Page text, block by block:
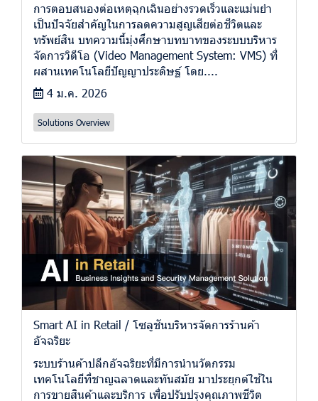
การตอบสนองต่อเหตุฉุกเฉินอย่างรวดเร็วและแม่นยำ
เป็นปัจจัยสำคัญในการลดความสูญเสียต่อชีวิตและ
ทรัพย์สิน บทความนี้มุ่งศึกษาบทบาทของระบบบริหาร
จัดการวิดีโอ (Video Management System: VMS) ที่
ผสานเทคโนโลยีปัญญาประดิษฐ์ โดย....
4 ม.ค. 2026
Solutions Overview
Smart AI in Retail / โซลูชันบริหารจัดการร้านค้า
อัจฉริยะ
ระบบร้านค้าปลีกอัจฉริยะที่มีการนำนวัตกรรม
เทคโนโลยีที่ชาญฉลาดและทันสมัย มาประยุกต์ใช้ใน
การขายสินค้าและบริการ เพื่อปรับปรุงคุณภาพชีวิต